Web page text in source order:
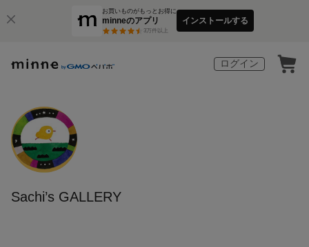
お買いものがもっとお得に
minneのアプリ
3万件以上
インストールする
ログイン
Sachi’s GALLERY